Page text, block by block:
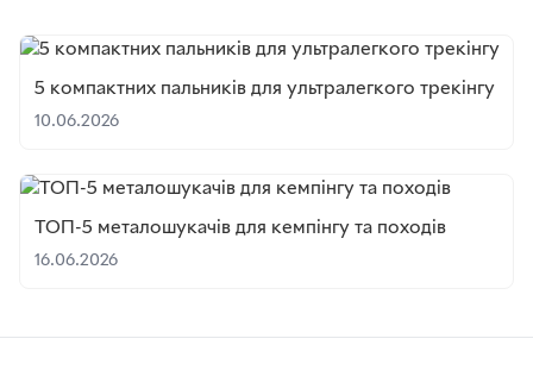
5 компактних пальників для ультралегкого трекінгу
10.06.2026
ТОП-5 металошукачів для кемпінгу та походів
16.06.2026